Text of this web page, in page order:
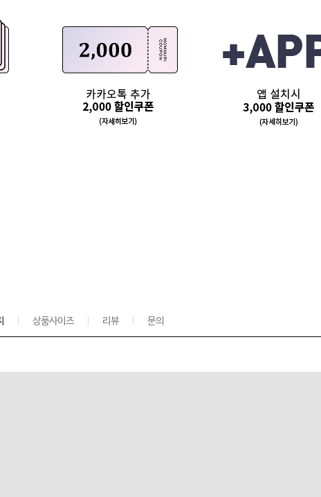
상품사이즈 리뷰 문의